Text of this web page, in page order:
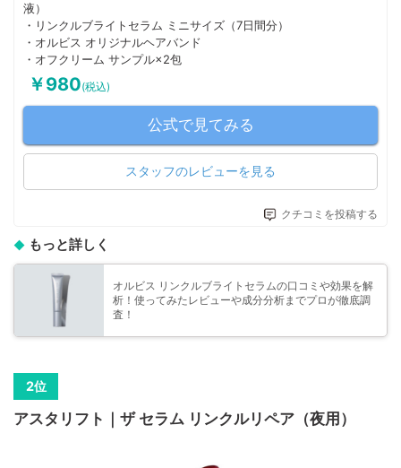
液）
・リンクルブライトセラム ミニサイズ（7日間分）
・オルビス オリジナルヘアバンド
・オフクリーム サンプル×2包
￥980(税込)
公式で見てみる
スタッフのレビューを見る
クチコミを投稿する
もっと詳しく
オルビス リンクルブライトセラムの口コミや効果を解
析！使ってみたレビューや成分分析までプロが徹底調
査！
アスタリフト｜ザ セラム リンクルリペア（夜用）